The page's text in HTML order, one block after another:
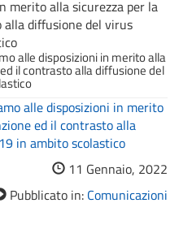
merito alla sicurezza per la
diffusione del virus
alle disposizioni in merito alla
il contrasto alla diffusione del
alle disposizioni in merito
ed il contrasto alla
in ambito scolastico
11 Gennaio, 2022
Pubblicato in: Comunicazioni